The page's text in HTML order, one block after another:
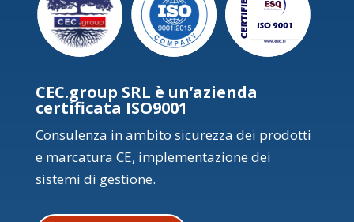
CEC.group SRL è un’azienda
certificata ISO9001
Consulenza in ambito sicurezza dei prodotti
e marcatura CE, implementazione dei
sistemi di gestione.